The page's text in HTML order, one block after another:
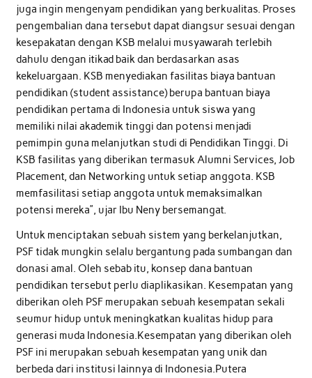
juga ingin mengenyam pendidikan yang berkualitas. Proses
pengembalian dana tersebut dapat diangsur sesuai dengan
kesepakatan dengan KSB melalui musyawarah terlebih
dahulu dengan itikad baik dan berdasarkan asas
kekeluargaan. KSB menyediakan fasilitas biaya bantuan
pendidikan (student assistance) berupa bantuan biaya
pendidikan pertama di Indonesia untuk siswa yang
memiliki nilai akademik tinggi dan potensi menjadi
pemimpin guna melanjutkan studi di Pendidikan Tinggi. Di
KSB fasilitas yang diberikan termasuk Alumni Services, Job
Placement, dan Networking untuk setiap anggota. KSB
memfasilitasi setiap anggota untuk memaksimalkan
potensi mereka”, ujar Ibu Neny bersemangat.
Untuk menciptakan sebuah sistem yang berkelanjutkan,
PSF tidak mungkin selalu bergantung pada sumbangan dan
donasi amal. Oleh sebab itu, konsep dana bantuan
pendidikan tersebut perlu diaplikasikan. Kesempatan yang
diberikan oleh PSF merupakan sebuah kesempatan sekali
seumur hidup untuk meningkatkan kualitas hidup para
generasi muda Indonesia.Kesempatan yang diberikan oleh
PSF ini merupakan sebuah kesempatan yang unik dan
berbeda dari institusi lainnya di Indonesia.Putera